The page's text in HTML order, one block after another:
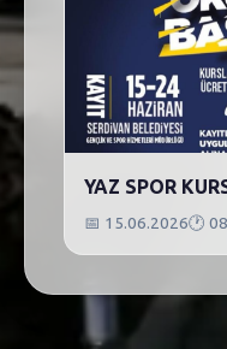
YAZ SPOR
📅 15.06.2026🕐